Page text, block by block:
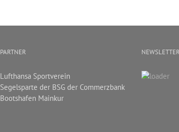
PARTNER
Lufthansa Sportverein
Segelsparte der BSG der Commerzbank
Bootshafen Mainkur
NEWSLETTER